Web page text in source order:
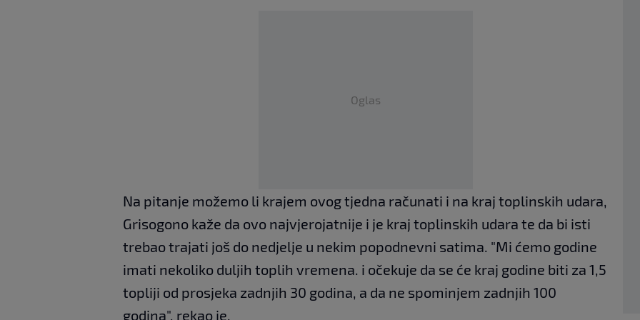
Oglas
Na pitanje možemo li krajem ovog tjedna računati i na kraj toplinskih udara,
Grisogono kaže da ovo najvjerojatnije i je kraj toplinskih udara te da bi isti
trebao trajati još do nedjelje u nekim popodnevni satima. "Mi ćemo godine
imati nekoliko duljih toplih vremena. i očekuje da se će kraj godine biti za 1,5
topliji od prosjeka zadnjih 30 godina, a da ne spominjem zadnjih 100
godina", rekao je.